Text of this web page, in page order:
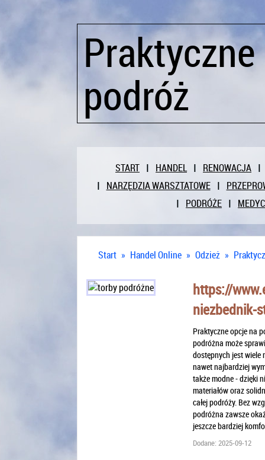
podróż
START HANDEL
RENOWACJA
NARZĘDZIA WARSZTATOWE
PODRÓŻE
Start » Handel Online » Odzież »
https://
niezbednik-
Praktyczne opcje na
podróżna może
dostępnych jest wiele
nawet najbardziej
także modne - dzięki
materiałów oraz
całej podróży. Bez
podróżna zawsze
jeszcze bardziej
Dodane: 2025-09-12